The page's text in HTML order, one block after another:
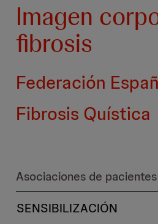
Imagen
fibrosis
Federación
Fibrosis Quística
Asociaciones de pacientes
SENSIBILIZACIÓN